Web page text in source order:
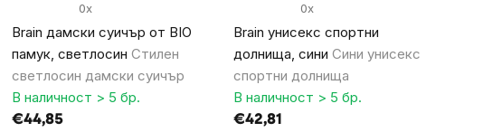
Brain дамски суичър от BIO
памук, светлосин Стилен
светлосин дамски суичър
0x
В наличност > 5 бр.
€44,85
Brain унисекс спортни
долнища, сини Сини унисекс
спортни долнища
0x
В наличност > 5 бр.
€42,81